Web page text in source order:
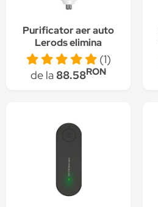
Purificator aer auto
Lerods elimina
mirosuri, fum, bacterii
si polen, culoare alb
(1)
de la 88.58RON